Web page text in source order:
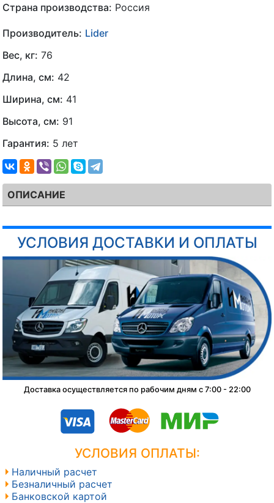
Страна производства: Россия
Производитель: Lider
Вес, кг: 76
Длина, см: 42
Ширина, см: 41
Высота, см: 91
Гарантия: 5 лет
ОПИСАНИЕ
УСЛОВИЯ ДОСТАВКИ И ОПЛАТЫ
Доставка осуществляется по рабочим дням с 7:00 - 22:00
УСЛОВИЯ ОПЛАТЫ:
Наличный расчет
Безналичный расчет
Банковской картой